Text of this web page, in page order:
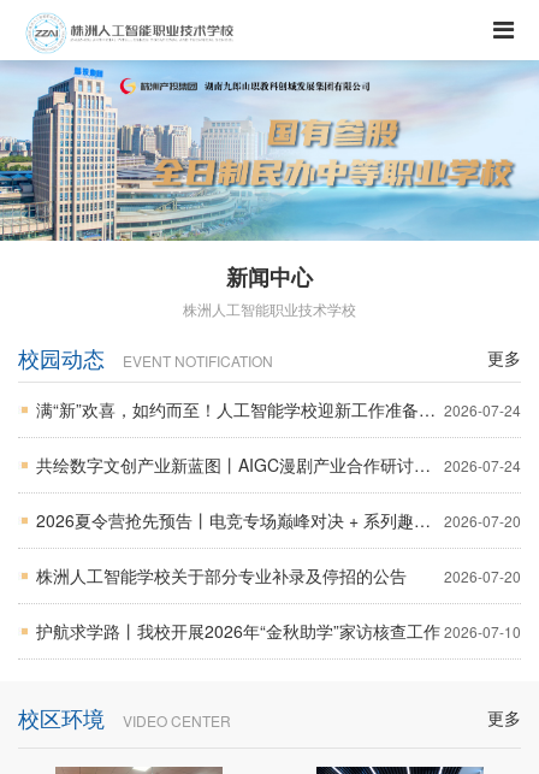
新闻中心
株洲人工智能职业技术学校
更多
校园动态 EVENT NOTIFICATION
2026-07-24
满“新”欢喜，如约而至！人工智能学校迎新工作准备就绪
2026-07-24
共绘数字文创产业新蓝图丨AIGC漫剧产业合作研讨会在我校顺利召开
2026-07-20
2026夏令营抢先预告丨电竞专场巅峰对决 + 系列趣味拓展活动
2026-07-20
株洲人工智能学校关于部分专业补录及停招的公告
2026-07-10
护航求学路丨我校开展2026年“金秋助学”家访核查工作
更多
校区环境 VIDEO CENTER